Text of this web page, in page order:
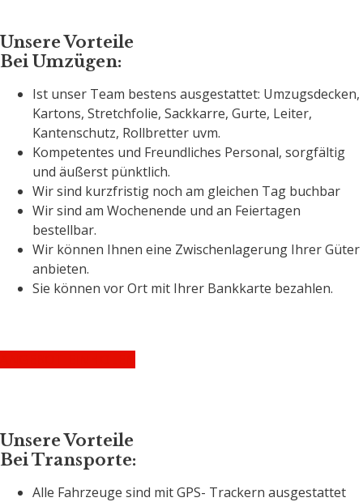
Unsere Vorteile
Bei Umzügen:
Ist unser Team bestens ausgestattet: Umzugsdecken,
Kartons, Stretchfolie, Sackkarre, Gurte, Leiter,
Kantenschutz, Rollbretter uvm.
Kompetentes und Freundliches Personal, sorgfältig
und äußerst pünktlich.
Wir sind kurzfristig noch am gleichen Tag buchbar
Wir sind am Wochenende und an Feiertagen
bestellbar.
Wir können Ihnen eine Zwischenlagerung Ihrer Güter
anbieten.
Sie können vor Ort mit Ihrer Bankkarte bezahlen.
Unsere Vorteile
Bei Transporte:
Alle Fahrzeuge sind mit GPS- Trackern ausgestattet